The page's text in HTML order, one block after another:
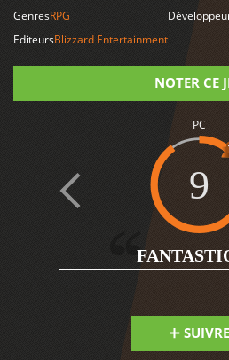
GenresRPG
EditeursBlizzard Entertainment
NOTER CE
PC
9
SUIVRE